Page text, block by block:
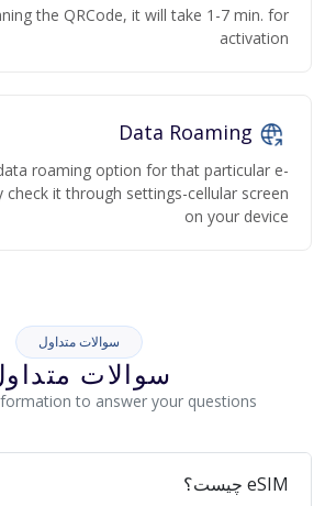
the QRCode, it will take 1-7 min. for
activation
roaming option for that particular e-
check it through settings-cellular screen
on your device
سوالات متداول
سوالات
to answer your questions
eSIM چیست؟